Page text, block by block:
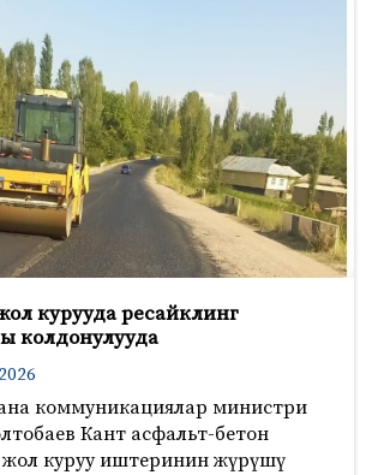
курууда ресайклинг
колдонулууда
коммуникациялар министри
Кант асфальт-бетон
жол куруу иштеринин жүрүшү